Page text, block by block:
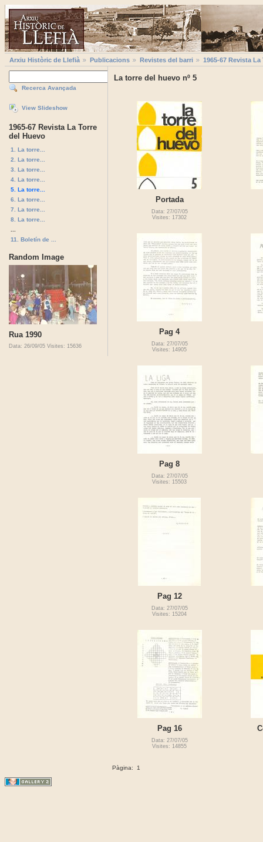
Arxiu Històric de Llefià Publicacions Revistes del barri 1965-67 Revista
Recerca Avançada
View Slideshow
1965-67 Revista La Torre
del Huevo
1. La torre...
2. La torre...
3. La torre...
4. La torre...
5. La torre...
6. La torre...
7. La torre...
8. La torre...
11. Boletín de ...
Random Image
Rua 1990
Data: 26/09/05 Visites: 15636
La torre del huevo nº 5
Portada
Data: 27/07/05
Visites: 17302
Pag 4
Data: 27/07/05
Visites: 14905
Pag 8
Data: 27/07/05
Visites: 15503
Pag 12
Data: 27/07/05
Visites: 15204
Pag 16
Data: 27/07/05
Visites: 14855
Pàgina: 1